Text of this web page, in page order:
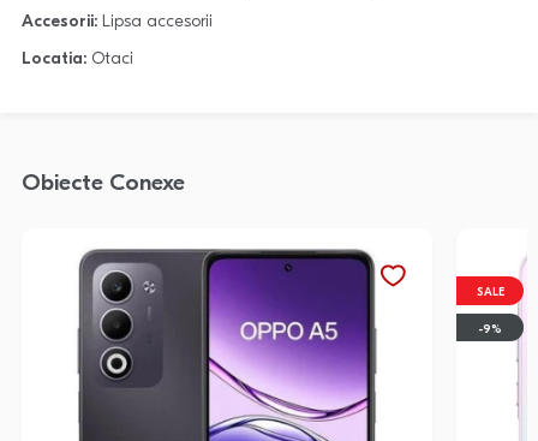
Accesorii:Lipsa accesorii
Locatia:Otaci
Obiecte Conexe
SALE
-9%